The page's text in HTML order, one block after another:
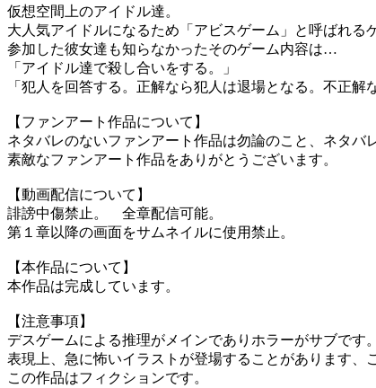
仮想空間上のアイドル達。
大人気アイドルになるため「アビスゲーム」と呼ばれる
参加した彼女達も知らなかったそのゲーム内容は…
「アイドル達で殺し合いをする。」
「犯人を回答する。正解なら犯人は退場となる。不正解
【ファンアート作品について】
ネタバレのないファンアート作品は勿論のこと、ネタバ
素敵なファンアート作品をありがとうございます。
【動画配信について】
誹謗中傷禁止。 全章配信可能。
第１章以降の画面をサムネイルに使用禁止。
【本作品について】
本作品は完成しています。
【注意事項】
デスゲームによる推理がメインでありホラーがサブです。
表現上、急に怖いイラストが登場することがあります、
この作品はフィクションです。